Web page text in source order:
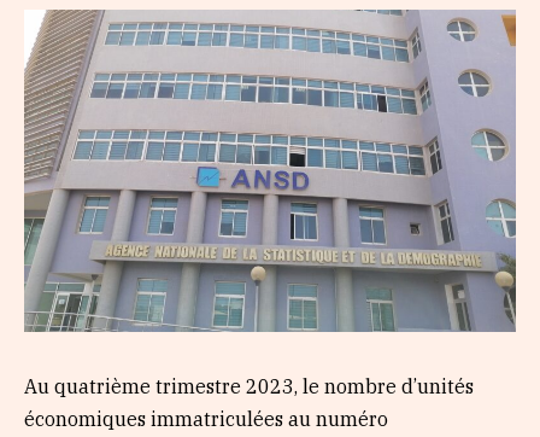
Au quatrième trimestre 2023, le nombre d’unités
économiques immatriculées au numéro